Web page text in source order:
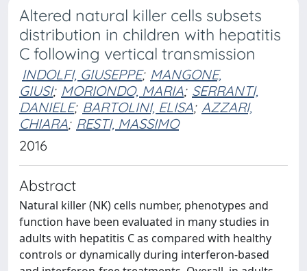
Altered natural killer cells subsets
distribution in children with hepatitis
C following vertical transmission
INDOLFI, GIUSEPPE; MANGONE,
GIUSI; MORIONDO, MARIA; SERRANTI,
DANIELE; BARTOLINI, ELISA; AZZARI,
CHIARA; RESTI, MASSIMO
2016
Abstract
Natural killer (NK) cells number, phenotypes and
function have been evaluated in many studies in
adults with hepatitis C as compared with healthy
controls or dynamically during interferon-based